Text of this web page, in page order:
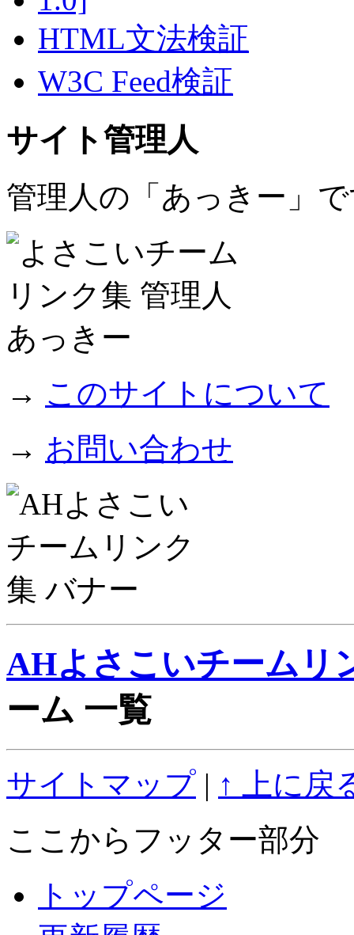
HTML文法検証
W3C Feed検証
サイト管理人
管理人の「あっきー」
→ このサイトについて
→ お問い合わせ
AHよさこいチームリ
ーム 一覧
サイトマップ | ↑ 上に戻
ここからフッター部分
トップページ